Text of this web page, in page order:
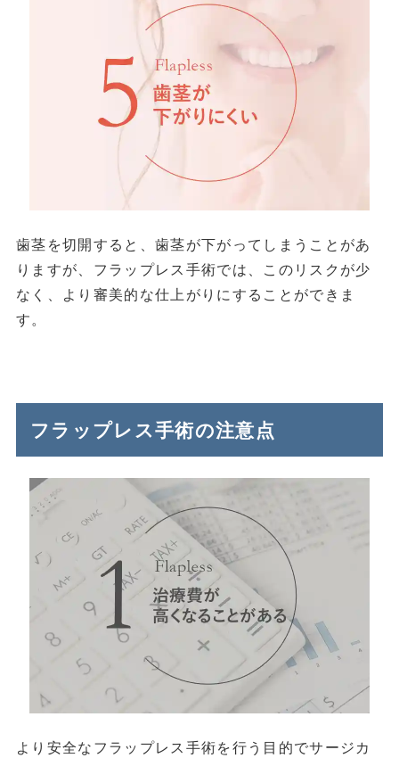
歯茎を切開すると、歯茎が下がってしまうことがあ
りますが、フラップレス手術では、このリスクが少
なく、より審美的な仕上がりにすることができま
す。
フラップレス手術の注意点
より安全なフラップレス手術を行う目的でサージカ